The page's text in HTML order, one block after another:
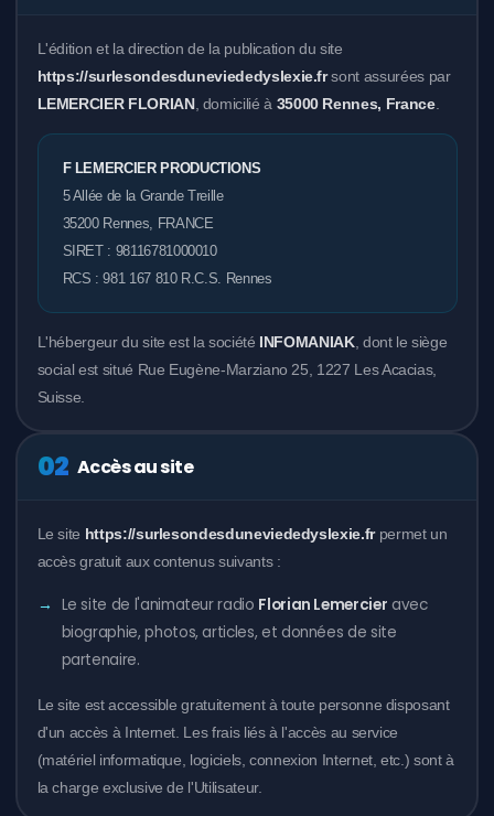
L'édition et la direction de la publication du site
https://surlesondesduneviededyslexie.frsont assurées par
LEMERCIER FLORIAN, domicilié à 35000 Rennes, France.
F LEMERCIER PRODUCTIONS
5 Allée de la Grande Treille
35200 Rennes, FRANCE
SIRET : 98116781000010
RCS : 981 167 810 R.C.S. Rennes
L'hébergeur du site est la société INFOMANIAK, dont le siège
social est situé Rue Eugène-Marziano 25, 1227 Les Acacias,
Suisse.
02 Accès au site
Le site https://surlesondesduneviededyslexie.frpermet un
accès gratuit aux contenus suivants :
Le site de l'animateur radio Florian Lemercier avec
biographie, photos, articles, et données de site
partenaire.
Le site est accessible gratuitement à toute personne disposant
d'un accès à Internet. Les frais liés à l'accès au service
(matériel informatique, logiciels, connexion Internet, etc.) sont à
la charge exclusive de l'Utilisateur.
💼 Autres services F LEMERCIER PRODUCTIONS
🎬 Studio Vidéos
🎨Studio Graphique
🎙️ Studio Voix off
📼 Service de Numérisation de VHS
💼 Services formations
Mes Podcasts
Quartier Libre
UN PETIT DYS EN +
Les Vies Extraordinaires